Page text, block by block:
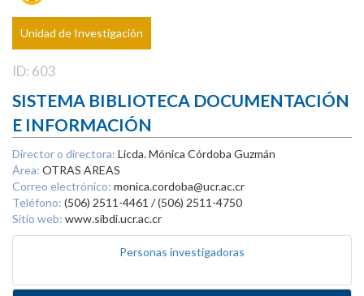
Unidad de Investigación
ID: 603
SISTEMA BIBLIOTECA DOCUMENTACIÓN
E INFORMACIÓN
Director o directora: Licda. Mónica Córdoba Guzmán
Área: OTRAS AREAS
Correo electrónico: monica.cordoba@ucr.ac.cr
Teléfono: (506) 2511-4461 / (506) 2511-4750
Sitio web: www.sibdi.ucr.ac.cr
Personas investigadoras